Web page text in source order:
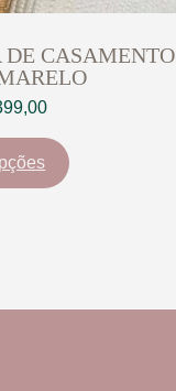
CASAMENTO